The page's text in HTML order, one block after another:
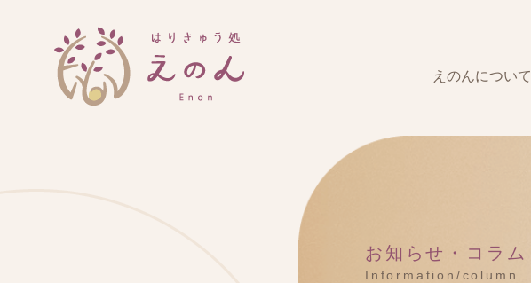
えのんについて
お知らせ・コラム
Information/column